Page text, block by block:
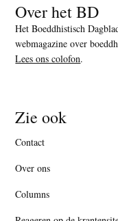
Over het BD
Het Boeddhistisch
webmagazine over
Lees ons colofon.
Zie ook
Contact
Over ons
Columns